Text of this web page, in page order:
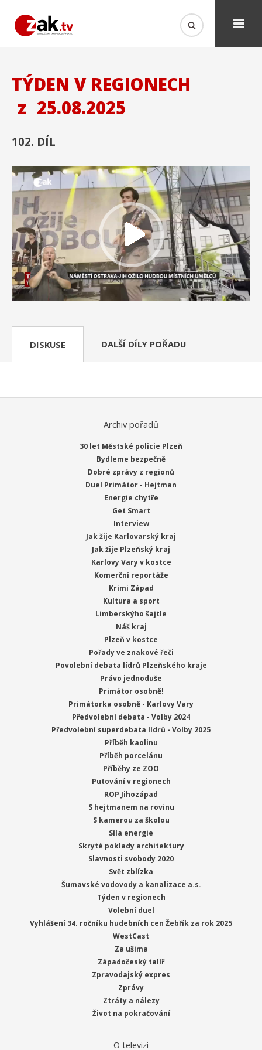
TÝDEN V REGIONECH
z 25.08.2025
102. DÍL
DISKUSE DALŠÍ DÍLY POŘADU
Archiv pořadů
30 let Městské policie Plzeň
Bydleme bezpečně
Dobré zprávy z regionů
Duel Primátor - Hejtman
Energie chytře
Get Smart
Interview
Jak žije Karlovarský kraj
Jak žije Plzeňský kraj
Karlovy Vary v kostce
Komerční reportáže
Krimi Západ
Kultura a sport
Limberskýho šajtle
Náš kraj
Plzeň v kostce
Pořady ve znakové řeči
Povolební debata lídrů Plzeňského kraje
Právo jednoduše
Primátor osobně!
Primátorka osobně - Karlovy Vary
Předvolební debata - Volby 2024
Předvolební superdebata lídrů - Volby 2025
Příběh kaolinu
Příběh porcelánu
Příběhy ze ZOO
Putování v regionech
ROP Jihozápad
S hejtmanem na rovinu
S kamerou za školou
Síla energie
Skryté poklady architektury
Slavnosti svobody 2020
Svět zblízka
Šumavské vodovody a kanalizace a.s.
Týden v regionech
Volební duel
Vyhlášení 34. ročníku hudebních cen Žebřík za rok 2025
WestCast
Za ušima
Západočeský talíř
Zpravodajský expres
Zprávy
Ztráty a nálezy
Život na pokračování
O televizi